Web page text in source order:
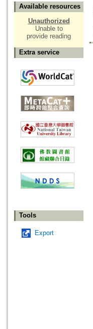
Available resources
Unauthorized
Unable to
provide reading
Extra service
Tools
Export